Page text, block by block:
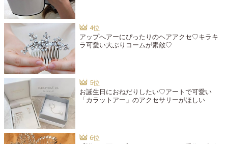
アップへアーにぴったりのヘアアクセ♡キラキ
ラ可愛い大ぶりコームが素敵♡
お誕生日におねだりしたい♡アートで可愛い
「カラットアー」のアクセサリーがほしい